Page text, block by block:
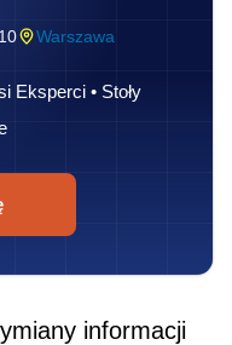
Warszawa
Eksperci • Stoły
informacji